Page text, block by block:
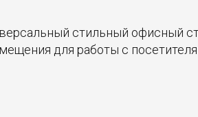
стильный офисный
для работы с